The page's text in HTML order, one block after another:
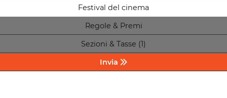
Festival del cinema
Regole & Premi
Sezioni & Tasse (1)
Invia